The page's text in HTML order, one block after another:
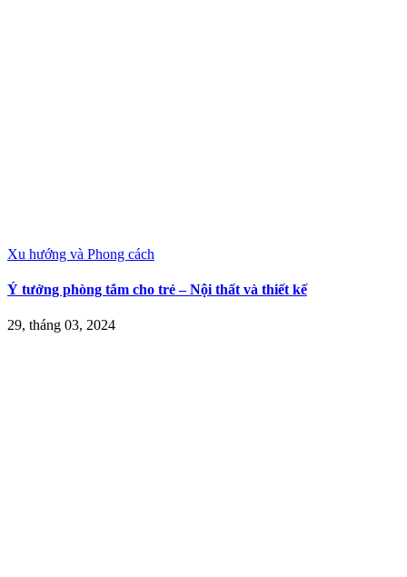
Xu hướng và Phong cách
Ý tưởng phòng tắm cho trẻ – Nội thất và thiết kế
29, tháng 03, 2024